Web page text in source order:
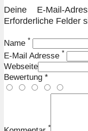
Deine E-Mail-
Erforderliche Felder
Name *
E-Mail Adresse *
Webseite
Bewertung *
*